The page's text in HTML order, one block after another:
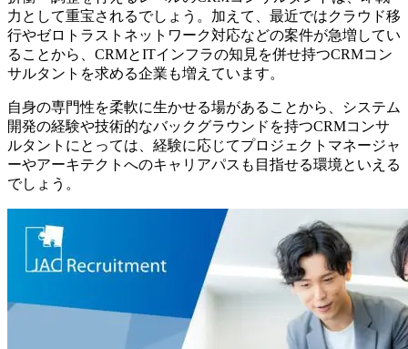
力として重宝されるでしょう。加えて、最近ではクラウド移
行やゼロトラストネットワーク対応などの案件が急増してい
ることから、CRMとITインフラの知見を併せ持つCRMコン
サルタントを求める企業も増えています。
自身の専門性を柔軟に生かせる場があることから、システム
開発の経験や技術的なバックグラウンドを持つCRMコンサ
ルタントにとっては、経験に応じてプロジェクトマネージャ
ーやアーキテクトへのキャリアパスも目指せる環境といえる
でしょう。